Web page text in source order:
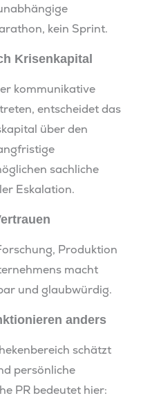
kein Sprint.
Krisenkapital
kommunikative
entscheidet das
über den
sachliche
Eskalation.
Produktion
macht
und glaubwürdig.
anders
schätzt
persönliche
PR bedeutet hier: